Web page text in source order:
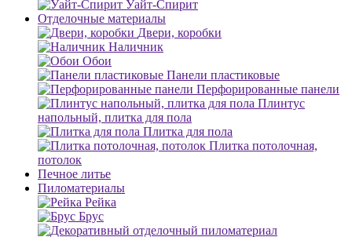
Уайт-Спирит
Отделочные материалы
Двери, коробки
Наличник
Обои
Панели пластиковые
Перфорированные панели
Плинтус
напольный, плитка для пола
Плитка для пола
Плитка потолочная,
потолок
Печное литье
Пиломатериалы
Рейка
Брус